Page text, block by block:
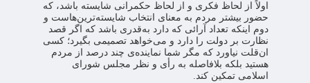
اولاً از لحاظ فکری و از لحاظ حکمرانی شایسته باشد، که
حضور بیشتر مردم به معنای انتخاب شایسته‌ترین‌هاست و
دوم اینکه تعداد آرائی که دارد به‌قدری باشد که اگر قصد
نظارت بر دولت را دارد و می‌خواهد تصمیمی بگیرد؛ کسی
ان‌قلت نیاورد که مگر شما نماینده‌ی چند درصد از مردم
هستید بلکه بلافاصله به رأی و نظر مجلس شورای
اسلامی تمکین کند.